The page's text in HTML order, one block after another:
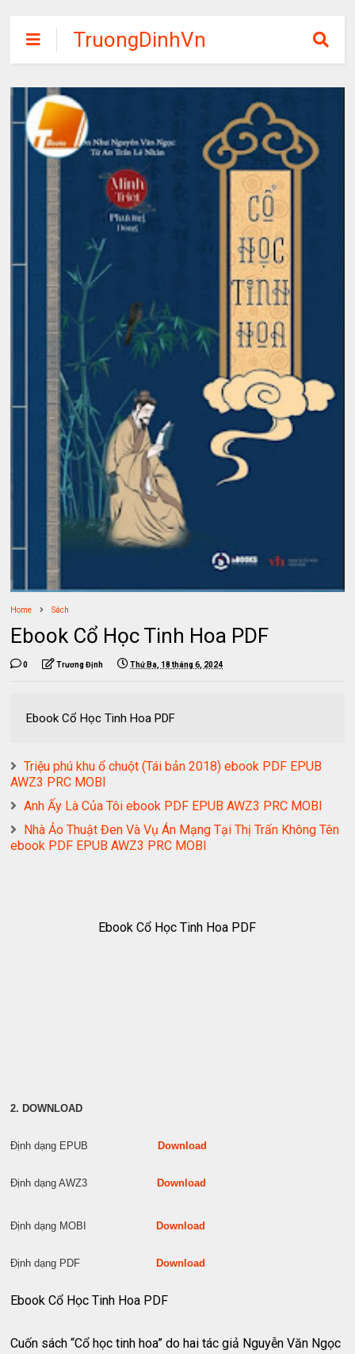
TruongDinhVn
Chia sẽ ebook,
các khóa học,
phần mềm học
tập miễn phí
Home Sách
Ebook Cổ Học Tinh Hoa PDF
0 Trương Định Thứ Ba, 18 tháng 6, 2024
Ebook Cổ Học Tinh Hoa PDF
Triệu phú khu ổ chuột (Tái bản 2018) ebook PDF EPUB
AWZ3 PRC MOBI
Anh Ấy Là Của Tôi ebook PDF EPUB AWZ3 PRC MOBI
Nhà Ảo Thuật Đen Và Vụ Án Mạng Tại Thị Trấn Không Tên
ebook PDF EPUB AWZ3 PRC MOBI
Ebook Cổ Học Tinh Hoa PDF
2. DOWNLOAD
Định dạng EPUBDownload
Định dạng AWZ3Download
Định dạng MOBIDownload
Định dạng PDFDownload
Ebook Cổ Học Tinh Hoa PDF
Cuốn sách “Cổ học tinh hoa” do hai tác giả Nguyễn Văn Ngọc